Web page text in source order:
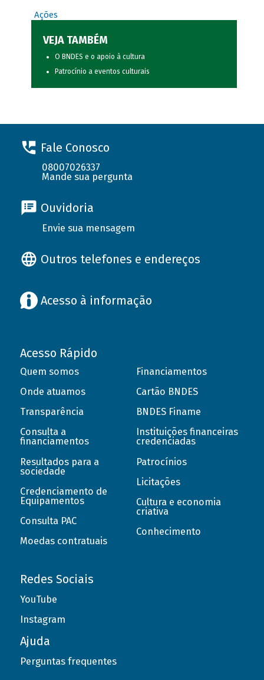
Ações
VEJA TAMBÉM
O BNDES e o apoio à cultura
Patrocínio a eventos culturais
Fale Conosco
08007026337
Mande sua pergunta
Ouvidoria
Envie sua mensagem
Outros telefones e endereços
Acesso à informação
Acesso Rápido
Quem somos
Onde atuamos
Transparência
Consulta a
financiamentos
Resultados para a
sociedade
Credenciamento de
Equipamentos
Consulta PAC
Moedas contratuais
Financiamentos
Cartão BNDES
BNDES Finame
Instituições financeiras
credenciadas
Patrocínios
Licitações
Cultura e economia
criativa
Conhecimento
Redes Sociais
YouTube
Instagram
Ajuda
Perguntas frequentes